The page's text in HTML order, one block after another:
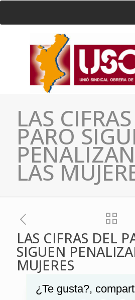
LAS
PARO
LAS
LAS CIFRAS DEL
SIGUEN
MUJERES
¿Te gusta?,